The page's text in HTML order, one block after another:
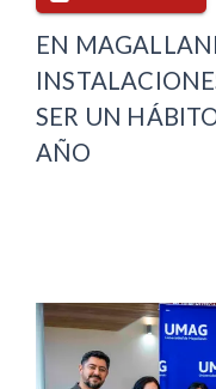
EN
SER UN
AÑO